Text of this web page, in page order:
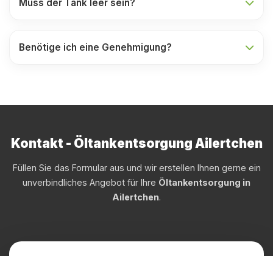
Muss der Tank leer sein?
Benötige ich eine Genehmigung?
Kontakt - Öltankentsorgung Ailertchen
Füllen Sie das Formular aus und wir erstellen Ihnen gerne ein
unverbindliches Angebot für Ihre Öltankentsorgung in
Ailertchen.